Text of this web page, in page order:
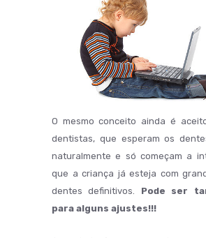
O mesmo conceito ainda é
dentistas, que esperam os
naturalmente e só começam a
que a criança já esteja com
dentes definitivos. Pode ser
para alguns ajustes!!!